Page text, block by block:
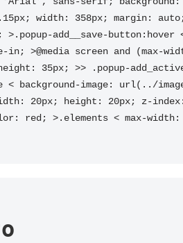
width: 358px; margin:
add__save-
>@media screen and (max-
35px; >> .popup-
background-image: url(../
20px; height: 20px; z-
red; >.elements < max-width: